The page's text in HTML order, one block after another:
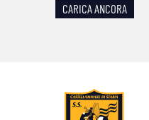
CARICA ANCORA